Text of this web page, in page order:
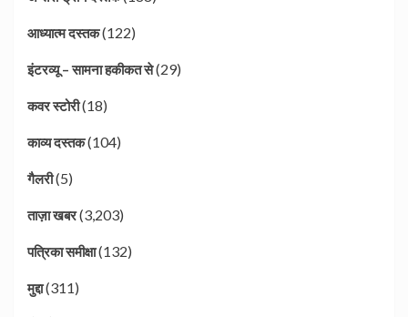
आध्यात्म दस्तक(122)
इंटरव्यू – सामना हकीकत से(29)
कवर स्टोरी(18)
काव्य दस्तक(104)
गैलरी(5)
ताज़ा खबर(3,203)
पत्रिका समीक्षा(132)
मुद्दा(311)